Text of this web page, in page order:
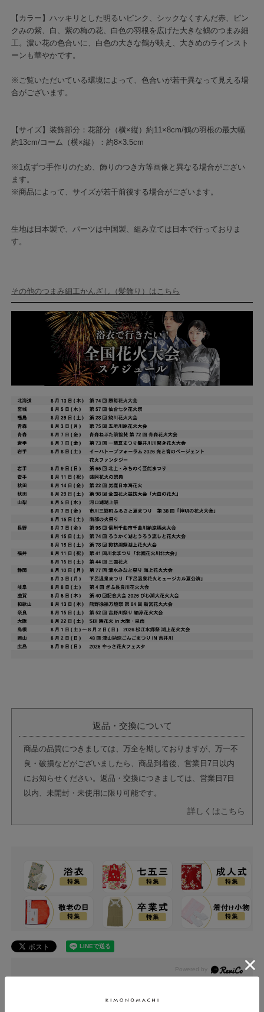
【カラー】ハッキリとした明るいピンク、シックなくすんだ赤、ピン
クみの紫、白、紫の梅の花、白色の羽根を広げた大きな鶴のつまみ細
工。濃い花の色合いに、白色の大きな鶴が映え、大きめのラインスト
ーンも華やかです。
※ご覧いただいている環境によって、色合いが若干異なって見える場
合がございます。
【サイズ】装飾部分：花部分（横×縦）約11×8cm/鶴の羽根の最大幅
約13cm/コーム（横×縦）：約8×3.5cm
※1点ずつ手作りのため、飾りのつき方等画像と異なる場合がござい
ます。
※商品によって、サイズが若干前後する場合がございます。
生地は日本製で、パーツは中国製、組み立ては日本で行っておりま
す。
その他のつまみ細工かんざし（髪飾り）はこちら
返品・交換について
商品の品質につきましては、万全を期しておりますが、万一不
良・破損などがございましたら、商品到着後、営業日7日以内
にお知らせください。返品・交換につきましては、営業日7日
以内、未開封・未使用に限り可能です。
詳しくはこちら